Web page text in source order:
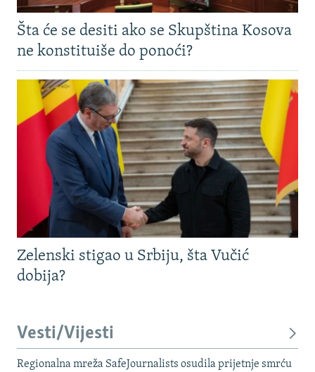
Šta će se desiti ako se Skupština Kosova
ne konstituiše do ponoći?
Zelenski stigao u Srbiju, šta Vučić
dobija?
Vesti/Vijesti
Regionalna mreža SafeJournalists osudila prijetnje smrću